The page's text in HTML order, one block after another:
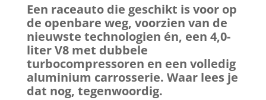
Een raceauto die geschikt is voor op
de openbare weg, voorzien van de
nieuwste technologien én, een 4,0-
liter V8 met dubbele
turbocompressoren en een volledig
aluminium carrosserie. Waar lees je
dat nog, tegenwoordig.